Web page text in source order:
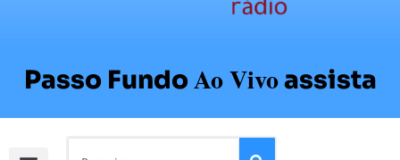
Passo FundoAo Vivoassista